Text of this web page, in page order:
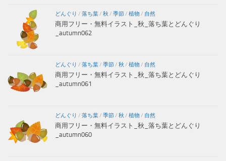
どんぐり / 落ち葉/ 秋 / 季節/ 植物/ 自然
商用フリー・無料イラスト_秋_落ち葉とどんぐり
_autumn062
どんぐり / 落ち葉/ 季節/ 秋 / 植物/ 自然
商用フリー・無料イラスト_秋_落ち葉とどんぐり
_autumn061
どんぐり / 落ち葉/ 季節/ 秋 / 植物/ 自然
商用フリー・無料イラスト_秋_落ち葉とどんぐり
_autumn060